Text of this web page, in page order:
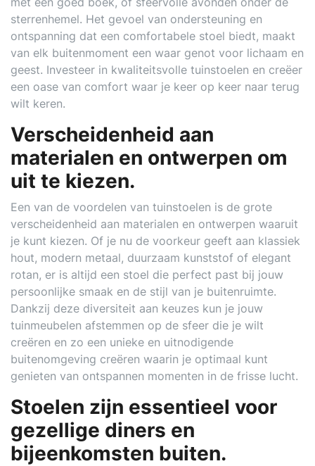
sterrenhemel. Het gevoel van ondersteuning en
ontspanning dat een comfortabele stoel biedt, maakt
van elk buitenmoment een waar genot voor lichaam en
geest. Investeer in kwaliteitsvolle tuinstoelen en creëer
een oase van comfort waar je keer op keer naar terug
wilt keren.
Verscheidenheid aan
materialen en ontwerpen om
uit te kiezen.
Een van de voordelen van tuinstoelen is de grote
verscheidenheid aan materialen en ontwerpen waaruit
je kunt kiezen. Of je nu de voorkeur geeft aan klassiek
hout, modern metaal, duurzaam kunststof of elegant
rotan, er is altijd een stoel die perfect past bij jouw
persoonlijke smaak en de stijl van je buitenruimte.
Dankzij deze diversiteit aan keuzes kun je jouw
tuinmeubelen afstemmen op de sfeer die je wilt
creëren en zo een unieke en uitnodigende
buitenomgeving creëren waarin je optimaal kunt
genieten van ontspannen momenten in de frisse lucht.
Stoelen zijn essentieel voor
gezellige diners en
bijeenkomsten buiten.